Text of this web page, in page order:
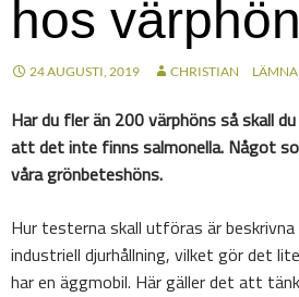
hos
24 AUGUSTI, 2019 CHRISTIAN
Har du fler än 200 värphöns så skall
att det inte finns salmonella. Något
våra grönbeteshöns.
Hur testerna skall utföras är
industriell djurhållning, vilket gör det
har en äggmobil. Här gäller det att